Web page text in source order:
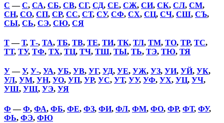
С —С, СА, СБ, СВ, СГ, СД, СЕ, СЖ, СИ, СК, СЛ, СМ,
СН, СО, СП, СР, СС, СТ, СУ, СФ, СХ, СЦ, СЧ, СШ, СЪ,
СЫ, СЬ, СЭ, СЮ, СЯ
Т—Т, Т-, ТА, ТБ, ТВ, ТЕ, ТИ, ТК, ТЛ, ТМ, ТО, ТР, ТС,
ТТ, ТУ, ТФ, ТХ, ТЦ, ТЧ, ТШ, ТЫ, ТЬ, ТЭ, ТЮ, ТЯ
У—У, У-, УА, УБ, УВ, УГ, УД, УЕ, УЖ, УЗ, УИ, УЙ, УК,
УЛ, УМ, УН, УО, УП, УР, УС, УТ, УУ, УФ, УХ, УЦ, УЧ,
УШ, УЩ, УЭ, УЯ
Ф —Ф, ФА, ФБ, ФЕ, ФЗ, ФИ, ФЛ, ФМ, ФО, ФР, ФТ, ФУ,
ФЬ, ФЭ, ФЮ